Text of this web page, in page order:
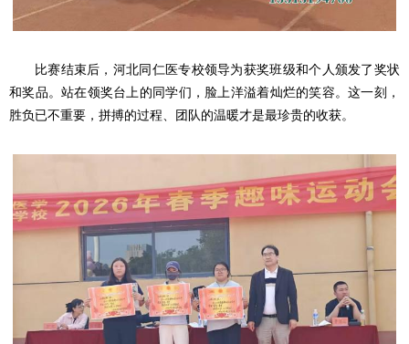
比赛结束后，河北同仁医专校领导为获奖班级和个人颁发了奖状
和奖品。站在领奖台上的同学们，脸上洋溢着灿烂的笑容。这一刻，
胜负已不重要，拼搏的过程、团队的温暖才是最珍贵的收获。